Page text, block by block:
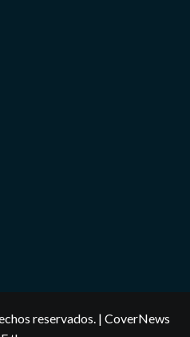
reservados. | CoverNews